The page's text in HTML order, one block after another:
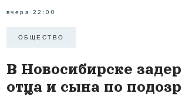
вчера 22:00
ОБЩЕСТВО
В Новосибирске
отца и сына по